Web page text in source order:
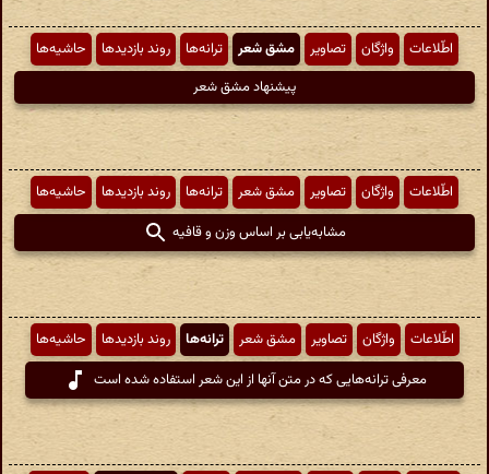
اطّلاعات واژگان تصاویر مشق شعر ترانه‌ها روند بازدیدها
حاشیه‌ها
پیشنهاد مشق شعر
اطّلاعات واژگان تصاویر مشق شعر ترانه‌ها روند بازدیدها
حاشیه‌ها
مشابه‌یابی بر اساس وزن و قافیه
اطّلاعات واژگان تصاویر مشق شعر ترانه‌ها روند بازدیدها
حاشیه‌ها
معرفی ترانه‌هایی که در متن آنها از این شعر استفاده شده است